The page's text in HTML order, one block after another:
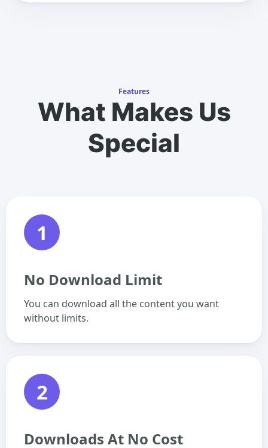
Features
What Makes Us
Special
1
No Download Limit
You can download all the content you want
without limits.
2
Downloads At No Cost